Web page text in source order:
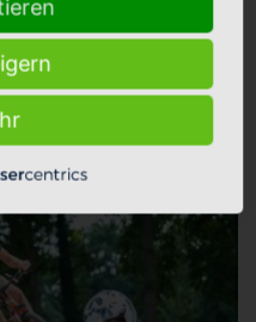
Lingen (Ems) einmal auf eine
Wie wäre es zum
Oder Sie erleben